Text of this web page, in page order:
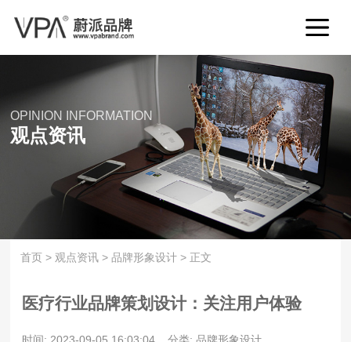
OPINION INFORMATION
观点资讯
首页 > 观点资讯 >品牌形象设计 > 正文
医疗行业品牌策划设计：关注用户体验
时间: 2023-09-05 16:03:04
分类: 品牌形象设计